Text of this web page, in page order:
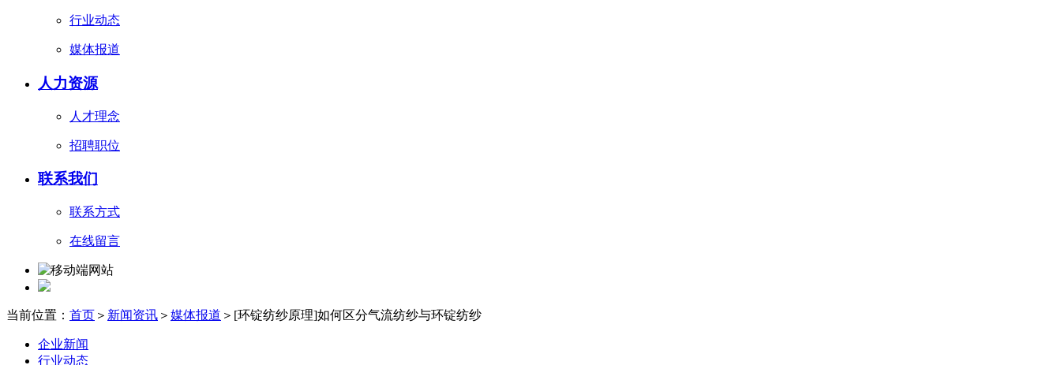
行业动态
媒体报道
人力资源
人才理念
招聘职位
联系我们
联系方式
在线留言
当前位置： 首页 ＞ 新闻资讯 ＞ 媒体报道 ＞[环锭纺纱原理]如何区分气流纺纱与环锭纺纱
企业新闻
行业动态